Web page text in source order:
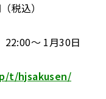
税込）
～ 1月30日
t/hjsakusen/